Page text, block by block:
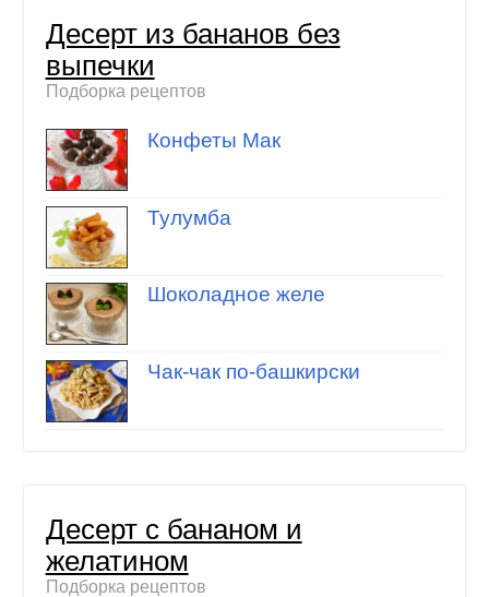
Десерт из бананов без
выпечки
Подборка рецептов
Конфеты Мак
Тулумба
Шоколадное желе
Чак-чак по-башкирски
Десерт с бананом и
желатином
Подборка рецептов